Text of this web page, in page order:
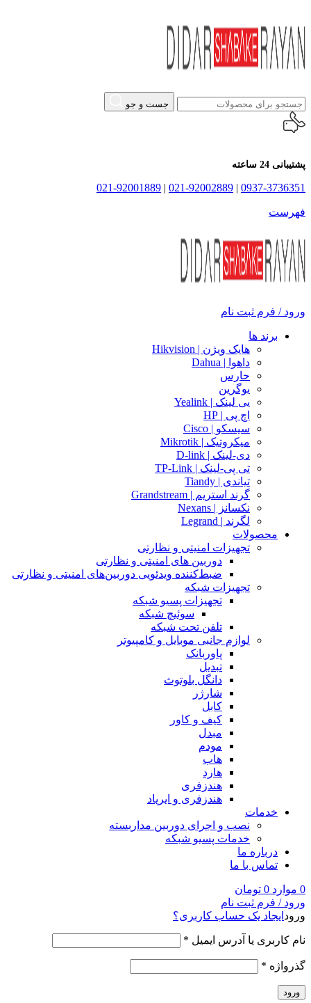
جست و جو
پشتیبانی 24 ساعته
0937-3736351
|
021-92002889
|
021-92001889
فهرست
ورود / فرم ثبت نام
برند ها
هایک ویژن | Hikvision
داهوا | Dahua
حارس
یوگرین
یی لینک | Yealink
اچ پی | HP
سیسکو | Cisco
میکروتیک | Mikrotik
دی-لینک | D-link
تی پی-لینک | TP-Link
تیاندی | Tiandy
گرند استریم | Grandstream
نکسانز | Nexans
لگرند | Legrand
محصولات
تجهیزات امنیتی و نظارتی
دوربین های امنیتی و نظارتی
ضبط‌کننده ویدئویی دوربین‌های امنیتی و نظارتی
تجهیزات شبکه
تجهیزات پسیو شبکه
سوئیچ‌ شبکه
تلفن تحت شبکه
لوازم جانبی موبایل و کامپیوتر
پاوربانک
تبدیل
دانگل بلوتوث
شارژر
کابل
کیف و کاور
مبدل
مودم
هاب
هارد
هندزفری
هندزفری و ایرپاد
خدمات
نصب و اجرای دوربین مداربسته
خدمات پسیو شبکه
درباره ما
تماس با ما
0 موارد 0 تومان
ورود / فرم ثبت نام
ورود ایجاد یک حساب کاربری؟
نام کاربری یا آدرس ایمیل *
گذرواژه *
ورود